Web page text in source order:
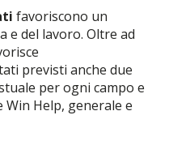
favoriscono un
e del lavoro. Oltre ad
previsti anche due
per ogni campo e
Win Help, generale e